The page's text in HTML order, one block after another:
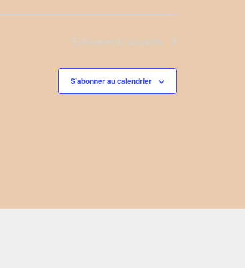
Évènements suivants
S’abonner au calendrier